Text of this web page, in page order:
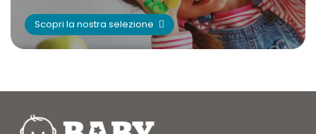
Scopri la nostra selezione